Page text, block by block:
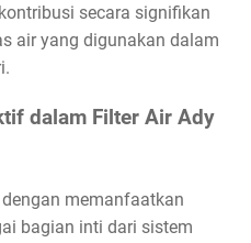
secara signifikan
air yang digunakan dalam
dalam Filter Air Ady
memanfaatkan
bagian inti dari sistem